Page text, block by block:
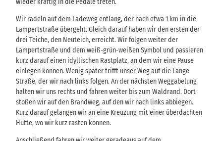
wieder kräftig in die Pedale treten.
Wir radeln auf dem Ladeweg entlang, der nach etwa 1 km in die
Lampertstraße übergeht. Gleich darauf haben wir den ersten der
drei Teiche, den Neuteich, erreicht. Wir folgen weiter der
Lampertstraße und dem weiß-grün-weißen Symbol und passieren
kurz darauf einen idyllischen Rastplatz, an dem wir eine Pause
einlegen können. Wenig später trifft unser Weg auf die Lange
Straße, der wir nach links folgen. An der nächsten Weggabelung
halten wir uns rechts und fahren weiter bis zum Waldrand. Dort
stoßen wir auf den Brandweg, auf den wir nach links abbiegen.
Kurz darauf gelangen wir an eine Kreuzung mit einer überdachten
Hütte, wo wir kurz rasten können.